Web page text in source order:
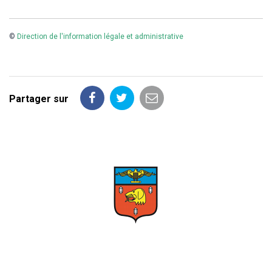
© Direction de l'information légale et administrative
Partager sur